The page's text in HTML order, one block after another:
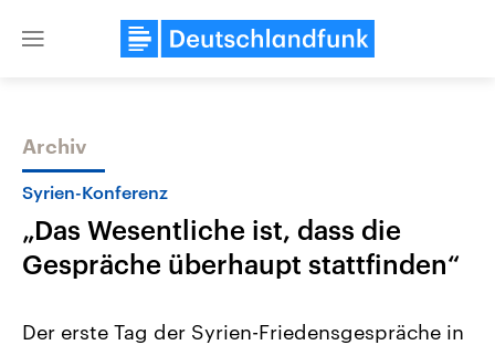
Close
Themen
Archiv
Syrien-Konferenz
„Das Wesentliche ist, dass die
Gespräche überhaupt stattfinden“
Der erste Tag der Syrien-Friedensgespräche in